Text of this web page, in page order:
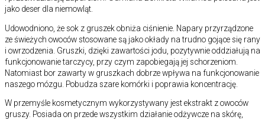
jako deser dla niemowląt.
Udowodniono, że sok z gruszek obniża ciśnienie. Napary przyrządzone
ze świeżych owoców stosowane są jako okłady na trudno gojące się rany
i owrzodzenia. Gruszki, dzięki zawartości jodu, pozytywnie oddziałują na
funkcjonowanie tarczycy, przy czym zapobiegają jej schorzeniom.
Natomiast bor zawarty w gruszkach dobrze wpływa na funkcjonowanie
naszego mózgu. Pobudza szare komórki i poprawia koncentrację.
W przemyśle kosmetycznym wykorzystywany jest ekstrakt z owoców
gruszy. Posiada on przede wszystkim działanie odżywcze na skórę,